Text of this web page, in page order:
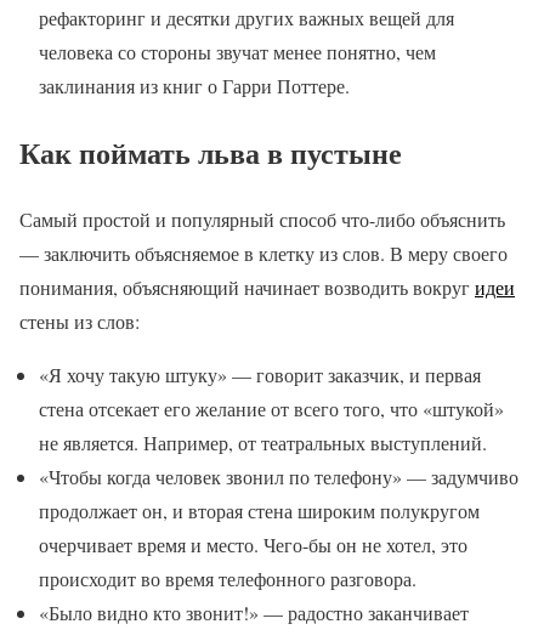
рефакторинг и десятки других важных вещей для
человека со стороны звучат менее понятно, чем
заклинания из книг о Гарри Поттере.
Как поймать льва в пустыне
Самый простой и популярный способ что-либо объяснить
— заключить объясняемое в клетку из слов. В меру своего
понимания, объясняющий начинает возводить вокругидеи
стены из слов:
«Я хочу такую штуку» — говорит заказчик, и первая
стена отсекает его желание от всего того, что «штукой»
не является. Например, от театральных выступлений.
«Чтобы когда человек звонил по телефону» — задумчиво
продолжает он, и вторая стена широким полукругом
очерчивает время и место. Чего-бы он не хотел, это
происходит во время телефонного разговора.
«Было видно кто звонит!» — радостно заканчивает